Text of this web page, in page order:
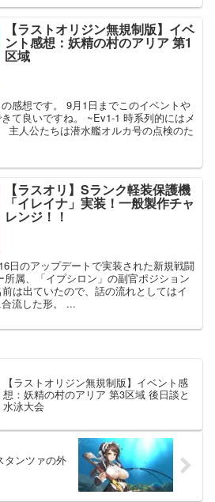
【ラストオリジン無規制版】イベ
ント感想：妖精の村のアリア 第1
区域
感想です。 9月1日までこのイベントや
て良いですね。 ~Ev1-1 時系列的にはメ
主人公たちは潜水艦オルカ号の点検のた
【ラスオリ】Sランク軽装保護機
「イレイナ」実装！一般製作チャ
レンジ！！
日のアップデートで実装された新規戦闘
属、「イプシロン」の副官ポジション
は出ていたので、話の流れとしてはイ
流した形。 ...
【ラストオリジン無規制版】イベント感
想：妖精の村のアリア 第3区域 後日談と
水泳大会
タンツァの外